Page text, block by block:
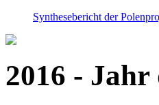
Synthesebericht der
2016 -